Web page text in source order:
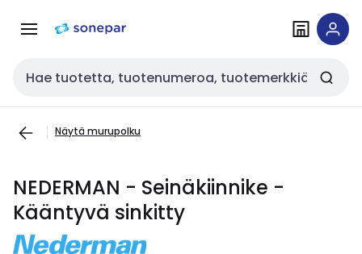
navigointiinsisältöön
Haku
Näytä murupolku
NEDERMAN - Seinäkiinnike -
Kääntyvä sinkitty